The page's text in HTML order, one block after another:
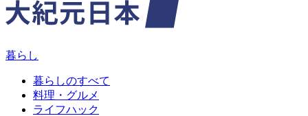
暮らし
暮らしのすべて
料理・グルメ
ライフハック